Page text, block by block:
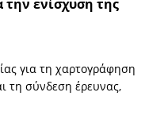
την ενίσχυση της
για τη χαρτογράφηση
τη σύνδεση έρευνας,